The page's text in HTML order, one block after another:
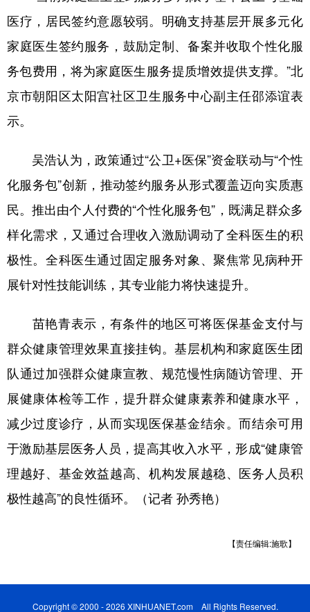
医疗，居民签约意愿较弱。明确支持基层开展多元化
家庭医生签约服务，鼓励定制、备案并收取个性化服
务包费用，将为家庭医生服务提质增效提供支撑。”北
京市朝阳区太阳宫社区卫生服务中心副主任邵添谊表
示。
吴浩认为，政策通过“公卫+医保”资金联动与“个性
化服务包”创新，推动签约服务从形式覆盖迈向实质惠
民。推出由个人付费的“个性化服务包”，既满足群众多
样化需求，又通过合理收入激励调动了全科医生的积
极性。全科医生通过固定服务对象、聚焦常见病种开
展针对性技能训练，其专业能力将快速提升。
苗艳青表示，有条件的地区可将医保基金支付与
群众健康管理效果直接挂钩。基层机构和家庭医生团
队通过加强群众健康宣教、规范慢性病随访管理、开
展健康体检等工作，提升群众健康素养和健康水平，
减少过度诊疗，从而实现医保基金结余。而结余可用
于激励基层医务人员，提高其收入水平，形成“健康管
理越好、基金效益越高、机构发展越稳、医务人员积
极性越高”的良性循环。（记者 孙秀艳）
【责任编辑:施歌】
Copyright © 2000 - 2026 XINHUANET.com All Rights Reserved.